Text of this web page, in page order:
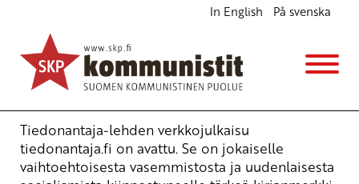
In English På svenska
tiedonantaja.fi avattu
Ajankohtaista
23.2.2010 - 19:25
Tiedonantaja-lehden verkkojulkaisu
tiedonantaja.fi on avattu. Se on jokaiselle
vaihtoehtoisesta vasemmistosta ja uudenlaisesta